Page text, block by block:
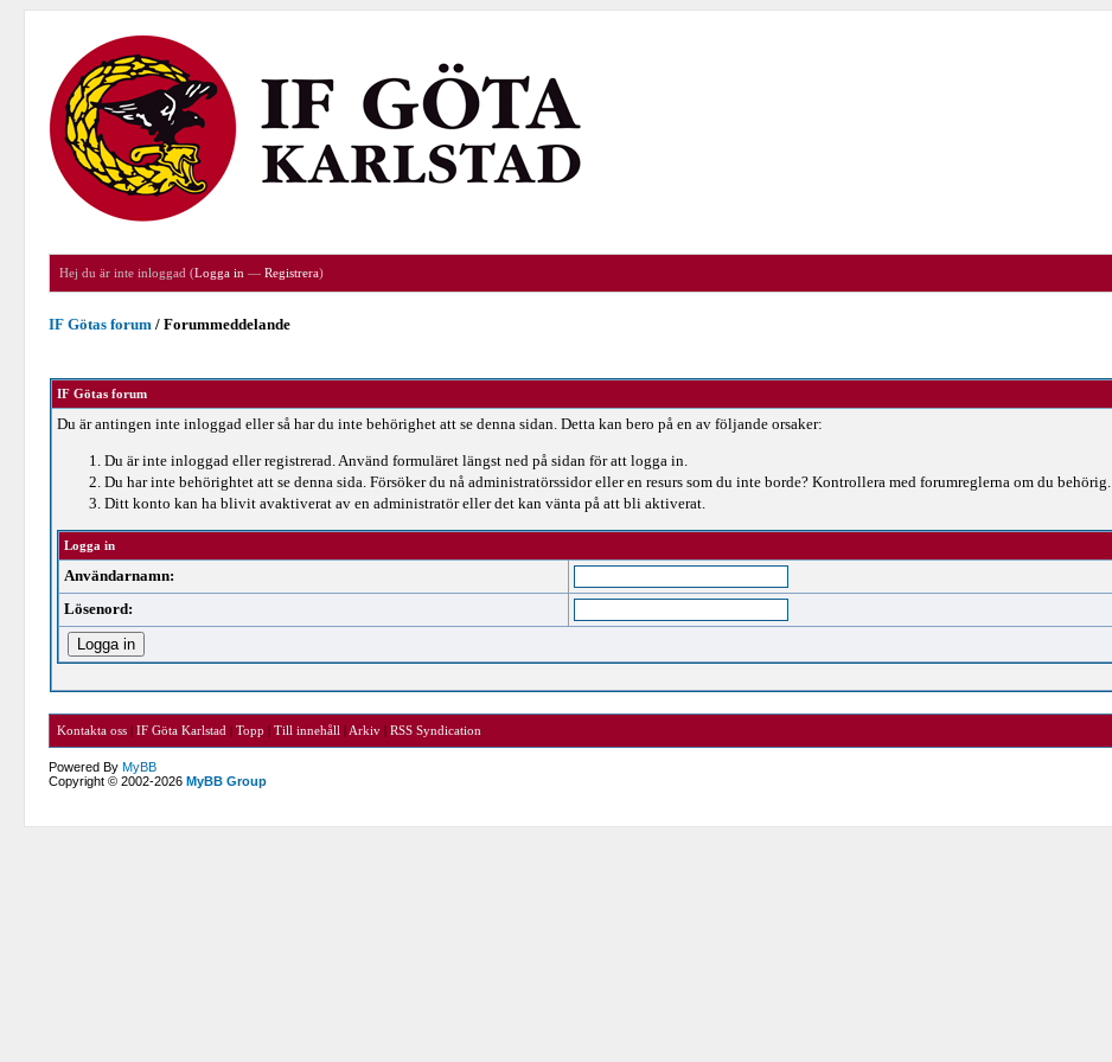
Hej du är inte inloggad (Logga in —Registrera)
IF Götas forum /Forummeddelande
IF Götas forum
Du är antingen inte inloggad eller så har du inte behörighet att se denna sidan. Detta kan bero på en av följande orsaker:
Du är inte inloggad eller registrerad. Använd formuläret längst ned på sidan för att logga in.
Du har inte behörightet att se denna sida. Försöker du nå administratörssidor eller en resurs som du inte borde? Kontrollera med forumreglerna om du behörig.
Ditt konto kan ha blivit avaktiverat av en administratör eller det kan vänta på att bli aktiverat.
Logga in
Användarnamn:
Lösenord:
Kontakta oss |IF Göta Karlstad |Topp |Till innehåll | Arkiv |RSS Syndication
Powered ByMyBB
Copyright © 2002-2026MyBB Group